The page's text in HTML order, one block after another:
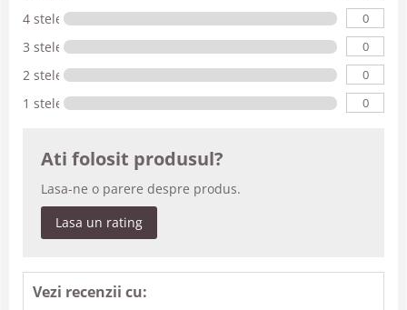
4 stele 0
3 stele 0
2 stele 0
1 stele 0
Ati folosit produsul?
Lasa-ne o parere despre produs.
Lasa un rating
Vezi recenzii cu: